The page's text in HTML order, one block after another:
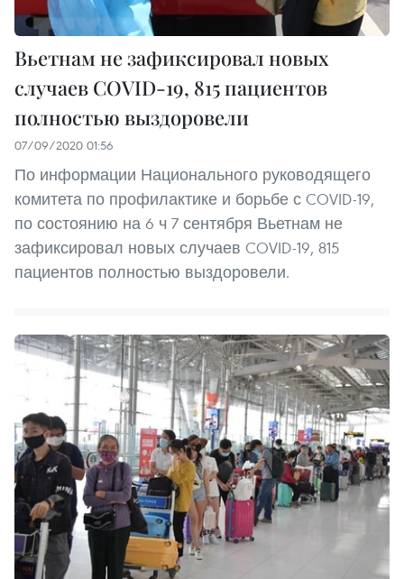
Вьетнам не зафиксировал новых
случаев COVID-19, 815 пациентов
полностью выздоровели
07/09/2020 01:56
По информации Национального руководящего
комитета по профилактике и борьбе с COVID-19,
по состоянию на 6 ч 7 сентября Вьетнам не
зафиксировал новых случаев COVID-19, 815
пациентов полностью выздоровели.